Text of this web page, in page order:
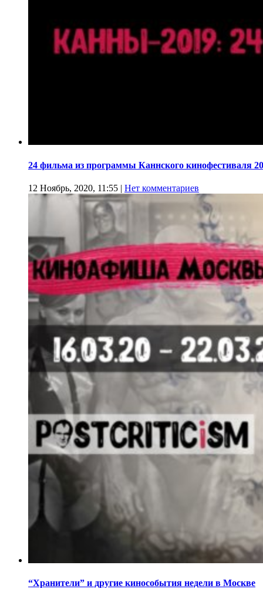
24 фильма из программы Каннского кинофестиваля
12 Ноябрь, 2020, 11:55 | Нет комментариев
“Хранители” и другие кинособытия недели в Москве